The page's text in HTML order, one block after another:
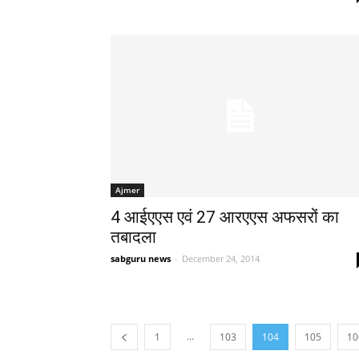
Ajmer
4 आईएएस एवं 27 आरएएस अफसरों का
तबादला
sabguru news - December 24, 2014
1 ... 103 104 105